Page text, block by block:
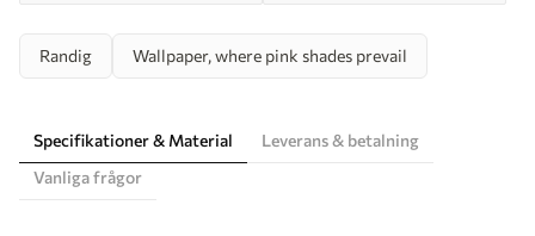
Randig Wallpaper, where pink shades prevail
Specifikationer & Material
Leverans & betalning
Vanliga frågor